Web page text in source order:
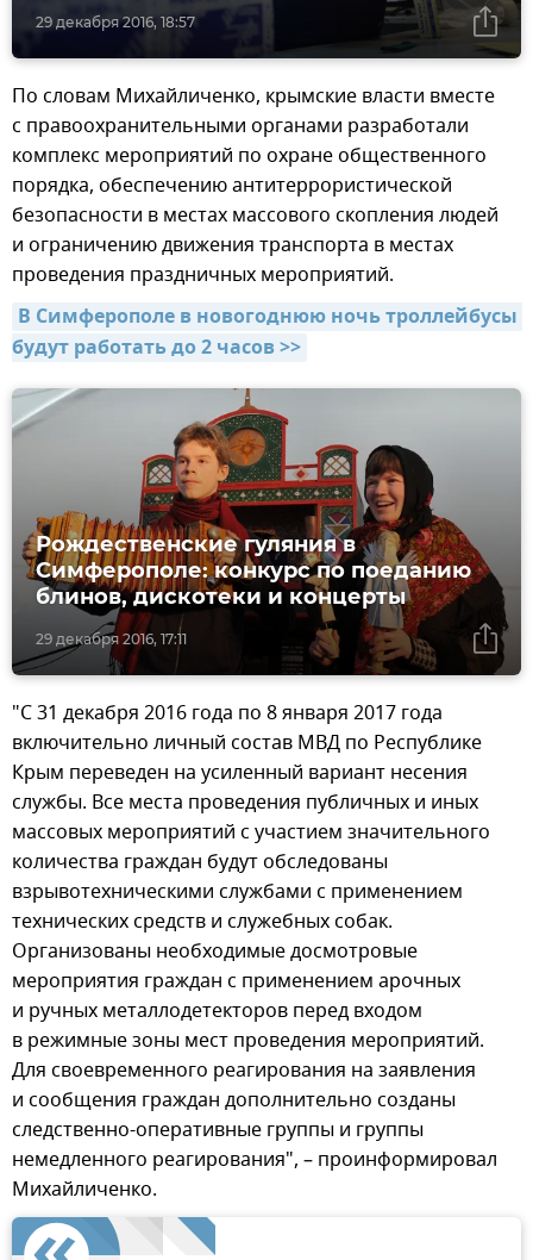
29 декабря 2016, 18:57
По словам Михайличенко, крымские власти вместе
с правоохранительными органами разработали
комплекс мероприятий по охране общественного
порядка, обеспечению антитеррористической
безопасности в местах массового скопления людей
и ограничению движения транспорта в местах
проведения праздничных мероприятий.
В Симферополе в новогоднюю ночь троллейбусы
будут работать до 2 часов >>
29 декабря 2016, 17:11
Рождественские гуляния в
Симферополе: конкурс по поеданию
блинов, дискотеки и концерты
"С 31 декабря 2016 года по 8 января 2017 года
включительно личный состав МВД по Республике
Крым переведен на усиленный вариант несения
службы. Все места проведения публичных и иных
массовых мероприятий с участием значительного
количества граждан будут обследованы
взрывотехническими службами с применением
технических средств и служебных собак.
Организованы необходимые досмотровые
мероприятия граждан с применением арочных
и ручных металлодетекторов перед входом
в режимные зоны мест проведения мероприятий.
Для своевременного реагирования на заявления
и сообщения граждан дополнительно созданы
следственно-оперативные группы и группы
немедленного реагирования", – проинформировал
Михайличенко.